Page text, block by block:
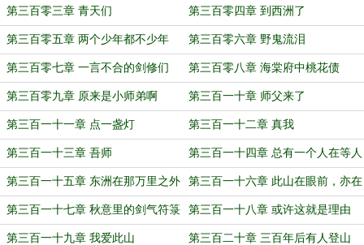
第三百零三章 青天们 第三百零四章 到西洲了
第三百零五章 两个少年都不少年 第三百零六章 野鬼流泪
第三百零七章 一言不合的剑修们 第三百零八章 海棠府中桃花债
第三百零九章 原来是小师弟啊 第三百一十章 师父来了
第三百一十一章 点一盏灯 第三百一十二章 真我
第三百一十三章 吾师 第三百一十四章 总有一个人在等人
第三百一十五章 东洲在那万里之外 第三百一十六章 此山在眼前，亦在
我心间
第三百一十七章 秋意里的剑气符箓 第三百一十八章 或许这就是理由
第三百一十九章 我爱此山 第三百二十章 三百年后有人登山